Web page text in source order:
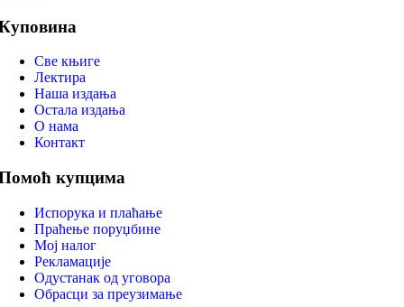
Све књиге
Лектира
Наша издања
Остала издања
О нама
Контакт
купцима
Испорука и плаћање
Праћење поруџбине
Мој налог
Рекламације
Одустанак од уговора
Обрасци за преузимање